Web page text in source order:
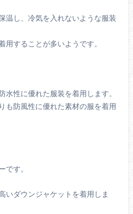
温し、冷気を入れないような服装
用することが多いようです。
水性に優れた服装を着用します。
も防風性に優れた素材の服を着用
です。
いダウンジャケットを着用しま